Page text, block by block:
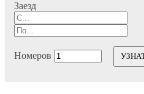
Заезд
Номеров